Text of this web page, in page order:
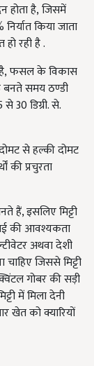
होता है, जिसमें
किया जाता
रही है .
फसल के विकास
बनते समय ठण्डी
30 डिग्री. से.
से हल्की दोमट
की प्रचुरता
हैं, इसलिए मिट्टी
की आवश्यकता
अथवा देशी
जिससे मिट्टी
गोबर की सड़ी
में मिला देनी
खेत को क्यारियों